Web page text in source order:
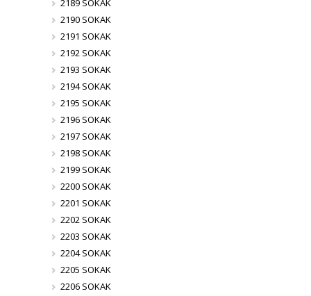
2189 SOKAK
2190 SOKAK
2191 SOKAK
2192 SOKAK
2193 SOKAK
2194 SOKAK
2195 SOKAK
2196 SOKAK
2197 SOKAK
2198 SOKAK
2199 SOKAK
2200 SOKAK
2201 SOKAK
2202 SOKAK
2203 SOKAK
2204 SOKAK
2205 SOKAK
2206 SOKAK